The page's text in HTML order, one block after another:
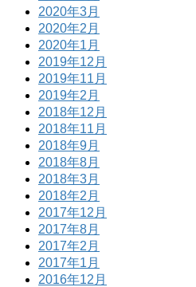
2020年3月
2020年2月
2020年1月
2019年12月
2019年11月
2019年2月
2018年12月
2018年11月
2018年9月
2018年8月
2018年3月
2018年2月
2017年12月
2017年8月
2017年2月
2017年1月
2016年12月